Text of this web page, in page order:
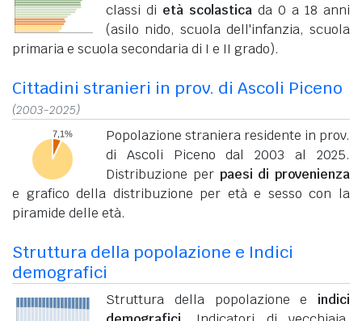
classi di età scolastica da 0 a 18 anni
(asilo nido, scuola dell'infanzia, scuola
primaria e scuola secondaria di I e II grado).
Cittadini stranieri in prov. di Ascoli Piceno
(2003-2025)
Popolazione straniera residente in prov.
di Ascoli Piceno dal 2003 al 2025.
Distribuzione per paesi di provenienza
e grafico della distribuzione per età e sesso con la
piramide delle età.
Struttura della popolazione e Indici
demografici
Struttura della popolazione e indici